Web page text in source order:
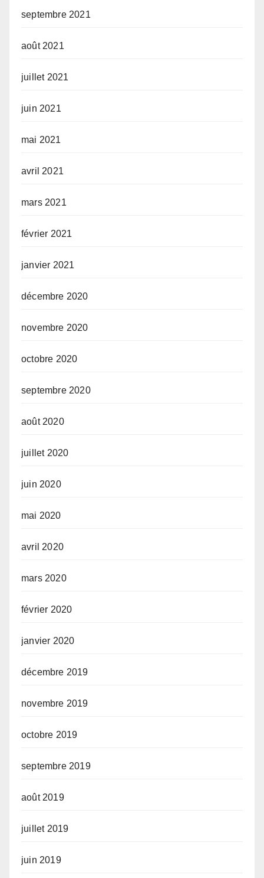
septembre 2021
août 2021
juillet 2021
juin 2021
mai 2021
avril 2021
mars 2021
février 2021
janvier 2021
décembre 2020
novembre 2020
octobre 2020
septembre 2020
août 2020
juillet 2020
juin 2020
mai 2020
avril 2020
mars 2020
février 2020
janvier 2020
décembre 2019
novembre 2019
octobre 2019
septembre 2019
août 2019
juillet 2019
juin 2019